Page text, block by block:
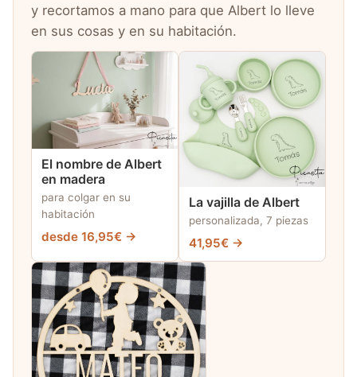
y recortamos a mano para que Albert lo lleve
en sus cosas y en su habitación.
El nombre de Albert
en madera
para colgar en su
habitación
desde 16,95€ →
La vajilla de Albert
personalizada, 7 piezas
41,95€ →